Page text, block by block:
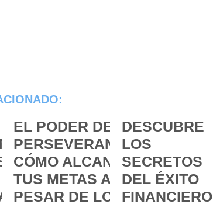
EL PODER DE LA
PERSEVERANCIA:
CÓMO ALCANZAR
TUS METAS A
PESAR DE LOS
DESCUBRE
LOS
SECRETOS
DEL ÉXITO
FINANCIERO